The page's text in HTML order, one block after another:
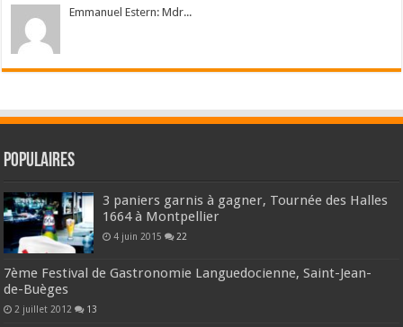
Emmanuel Estern: Mdr...
Populaires
3 paniers garnis à gagner, Tournée des Halles
1664 à Montpellier
4 juin 2015 22
7ème Festival de Gastronomie Languedocienne, Saint-Jean-
de-Buèges
2 juillet 2012 13